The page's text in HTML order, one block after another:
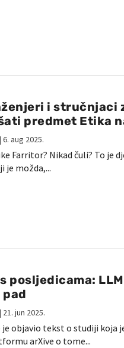
i stručnjaci
predmet Etika
| 6. aug 2025.
Farritor? Nikad čuli? To je
je možda,...
posljedicama:
| 21. jun 2025.
objavio tekst o studiji koja
arXive o tome...